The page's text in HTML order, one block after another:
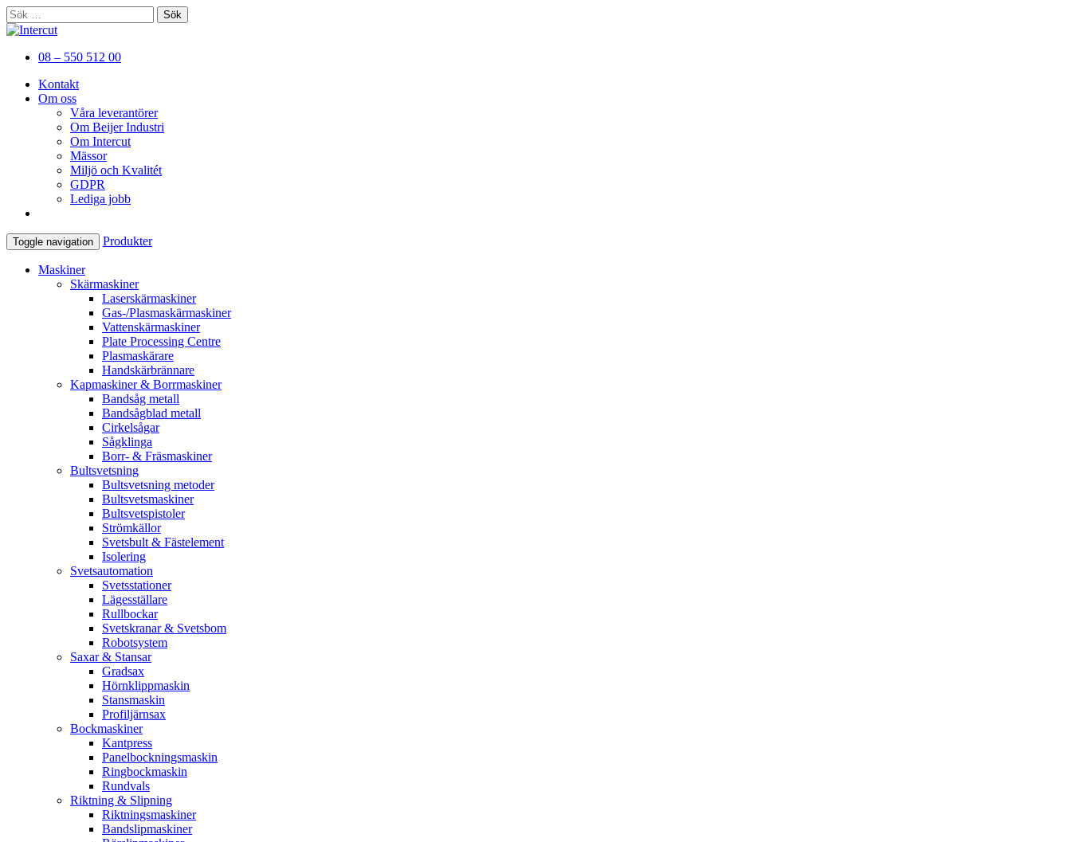
Sök
efter:
Intercut
Er kompletta leverantör av plåtbearbetningsmaskiner
08 – 550 512 00
Kontakt
Om oss
Våra leverantörer
Om Beijer Industri
Om Intercut
Mässor
Miljö och Kvalitét
GDPR
Lediga jobb
Toggle navigation Produkter
Maskiner
Skärmaskiner
Laserskärmaskiner
Gas-/Plasmaskärmaskiner
Vattenskärmaskiner
Plate Processing Centre
Plasmaskärare
Handskärbrännare
Kapmaskiner & Borrmaskiner
Bandsåg metall
Bandsågblad metall
Cirkelsågar
Sågklinga
Borr- & Fräsmaskiner
Bultsvetsning
Bultsvetsning metoder
Bultsvetsmaskiner
Bultsvetspistoler
Strömkällor
Svetsbult & Fästelement
Isolering
Svetsautomation
Svetsstationer
Lägesställare
Rullbockar
Svetskranar & Svetsbom
Robotsystem
Saxar & Stansar
Gradsax
Hörnklippmaskin
Stansmaskin
Profiljärnsax
Bockmaskiner
Kantpress
Panelbockningsmaskin
Ringbockmaskin
Rundvals
Riktning & Slipning
Riktningsmaskiner
Bandslipmaskiner